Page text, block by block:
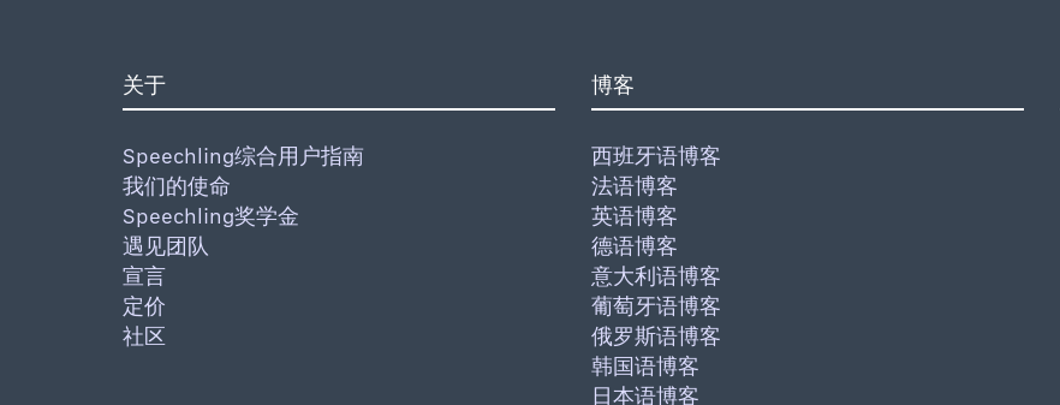
关于
Speechling综合用户指南
我们的使命
Speechling奖学金
遇见团队
宣言
定价
社区
博客
西班牙语博客
法语博客
英语博客
德语博客
意大利语博客
葡萄牙语博客
俄罗斯语博客
韩国语博客
日本语博客